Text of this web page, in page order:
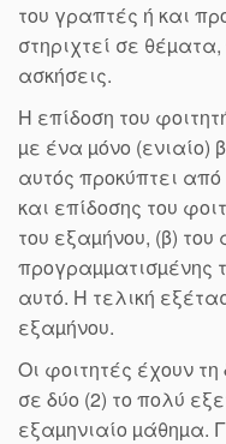
του γραπτές ή και
στηριχτεί σε
ασκήσεις.
Η επίδοση του
µε ένα µόνο (ενιαίο)
αυτός προκύπτει
και επίδοσης του
του εξαµήνου, (β)
προγραµµατισµένης
αυτό. Η τελική
εξαµήνου.
Οι φοιτητές έχουν
σε δύο (2) το πολύ
εξαµηνιαίο µάθηµα.